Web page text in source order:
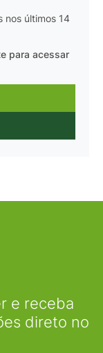
nos últimos 14
para acessar
e receba
direto no